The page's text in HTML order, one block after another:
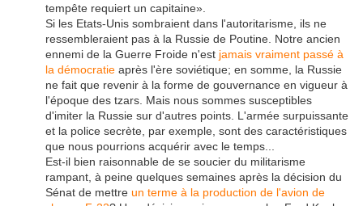
tempête requiert un capitaine».
Si les Etats-Unis sombraient dans l'autoritarisme, ils ne
ressembleraient pas à la Russie de Poutine. Notre ancien
ennemi de la Guerre Froide n'est jamais vraiment passé à
la démocratie après l'ère soviétique; en somme, la Russie
ne fait que revenir à la forme de gouvernance en vigueur à
l'époque des tzars. Mais nous sommes susceptibles
d'imiter la Russie sur d'autres points. L'armée surpuissante
et la police secrète, par exemple, sont des caractéristiques
que nous pourrions acquérir avec le temps...
Est-il bien raisonnable de se soucier du militarisme
rampant, à peine quelques semaines après la décision du
Sénat de mettre un terme à la production de l'avion de